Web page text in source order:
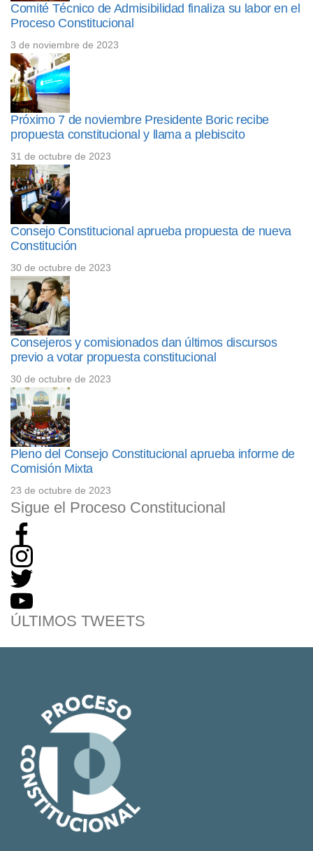
Comité Técnico de Admisibilidad finaliza su labor en el
Proceso Constitucional
3 de noviembre de 2023
Próximo 7 de noviembre Presidente Boric recibe
propuesta constitucional y llama a plebiscito
31 de octubre de 2023
Consejo Constitucional aprueba propuesta de nueva
Constitución
30 de octubre de 2023
Consejeros y comisionados dan últimos discursos
previo a votar propuesta constitucional
30 de octubre de 2023
Pleno del Consejo Constitucional aprueba informe de
Comisión Mixta
23 de octubre de 2023
Sigue el Proceso Constitucional
ÚLTIMOS TWEETS